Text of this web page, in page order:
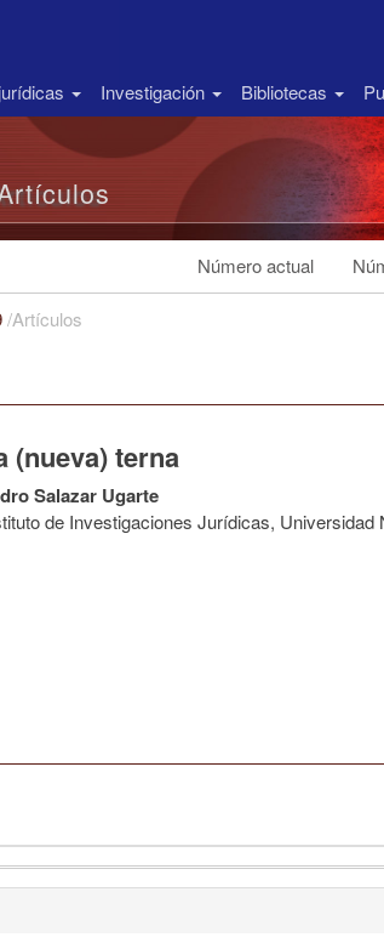
Investigación Bibliotecas
Número actual
/Artículos
(nueva) terna
Salazar Ugarte
de Investigaciones Jurídicas,